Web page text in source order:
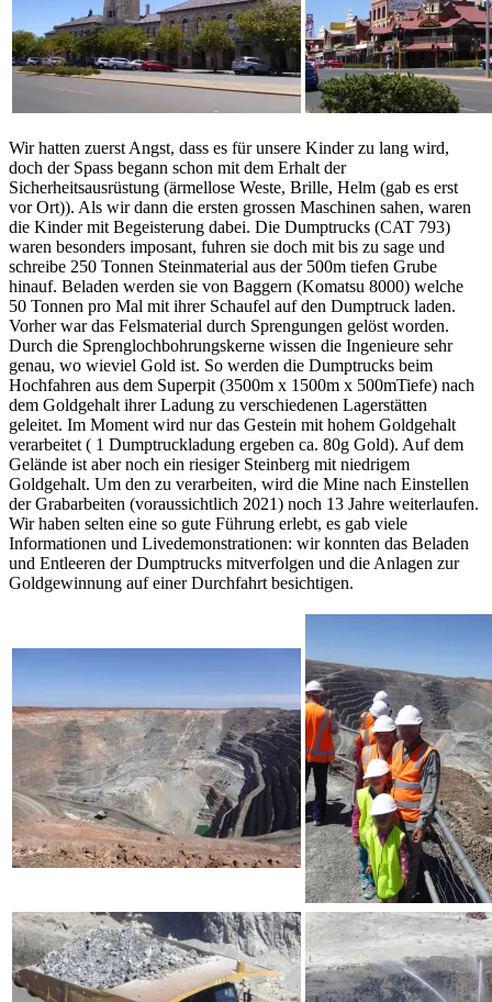
Wir hatten zuerst Angst, dass es für unsere Kinder zu lang wird,
doch der Spass begann schon mit dem Erhalt der
Sicherheitsausrüstung (ärmellose Weste, Brille, Helm (gab es erst
vor Ort)). Als wir dann die ersten grossen Maschinen sahen, waren
die Kinder mit Begeisterung dabei. Die Dumptrucks (CAT 793)
waren besonders imposant, fuhren sie doch mit bis zu sage und
schreibe 250 Tonnen Steinmaterial aus der 500m tiefen Grube
hinauf. Beladen werden sie von Baggern (Komatsu 8000) welche
50 Tonnen pro Mal mit ihrer Schaufel auf den Dumptruck laden.
Vorher war das Felsmaterial durch Sprengungen gelöst worden.
Durch die Sprenglochbohrungskerne wissen die Ingenieure sehr
genau, wo wieviel Gold ist. So werden die Dumptrucks beim
Hochfahren aus dem Superpit (3500m x 1500m x 500mTiefe) nach
dem Goldgehalt ihrer Ladung zu verschiedenen Lagerstätten
geleitet. Im Moment wird nur das Gestein mit hohem Goldgehalt
verarbeitet ( 1 Dumptruckladung ergeben ca. 80g Gold). Auf dem
Gelände ist aber noch ein riesiger Steinberg mit niedrigem
Goldgehalt. Um den zu verarbeiten, wird die Mine nach Einstellen
der Grabarbeiten (voraussichtlich 2021) noch 13 Jahre weiterlaufen.
Wir haben selten eine so gute Führung erlebt, es gab viele
Informationen und Livedemonstrationen: wir konnten das Beladen
und Entleeren der Dumptrucks mitverfolgen und die Anlagen zur
Goldgewinnung auf einer Durchfahrt besichtigen.